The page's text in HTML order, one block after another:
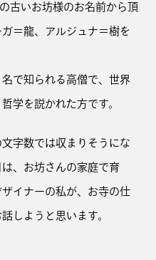
古いお坊様のお名前から頂
＝龍、アルジュナ＝樹を
で知られる高僧で、世界
学を説かれた方です。
字数では収まりそうにな
、お坊さんの家庭で育
イナーの私が、お寺の仕
しようと思います。